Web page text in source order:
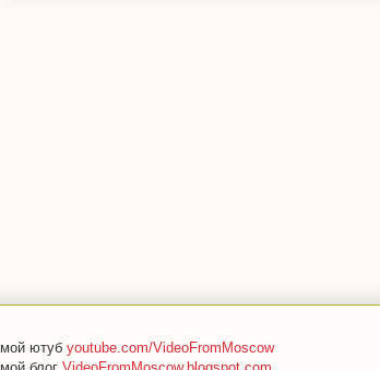
мой ютуб youtube.com/VideoFromMoscow